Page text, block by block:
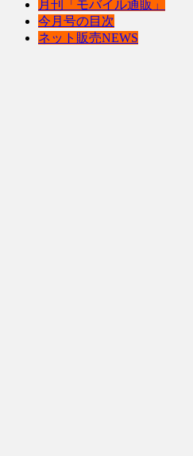
月刊「モバイル通販」
今月号の目次
ネット販売NEWS